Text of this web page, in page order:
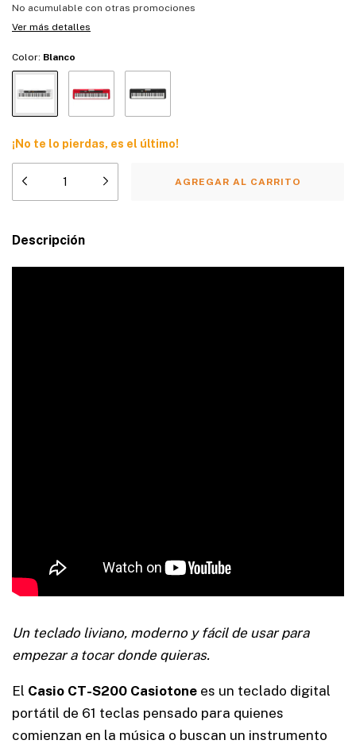
No acumulable con otras promociones
Ver más detalles
Color: Blanco
¡No te lo pierdas, es el último!
Descripción
Un teclado liviano, moderno y fácil de usar para
empezar a tocar donde quieras.
El Casio CT-S200 Casiotone es un teclado digital
portátil de 61 teclas pensado para quienes
comienzan en la música o buscan un instrumento